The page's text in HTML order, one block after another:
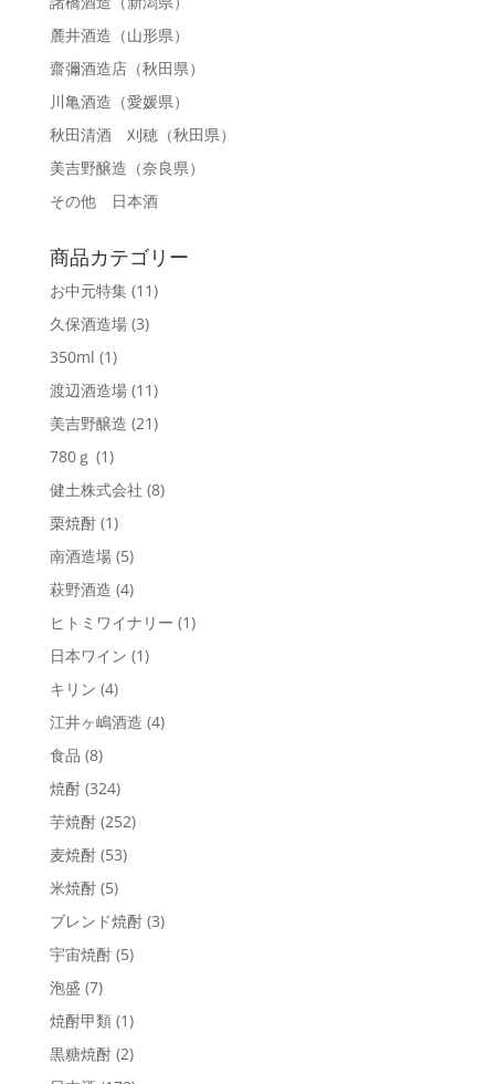
麓井酒造 （山形県）
齋彌酒造店（秋田県）
川亀酒造 （愛媛県）
秋田清酒 刈穂（秋田県）
美吉野醸造 （奈良県）
その他 日本酒
商品カテゴリー
お中元特集 (11)
久保酒造場 (3)
350ml (1)
渡辺酒造場 (11)
美吉野醸造 (21)
780ｇ (1)
健土株式会社 (8)
栗焼酎 (1)
南酒造場 (5)
萩野酒造 (4)
ヒトミワイナリー (1)
日本ワイン (1)
キリン (4)
江井ヶ嶋酒造 (4)
食品 (8)
焼酎 (324)
芋焼酎 (252)
麦焼酎 (53)
米焼酎 (5)
ブレンド焼酎 (3)
宇宙焼酎 (5)
泡盛 (7)
焼酎甲類 (1)
黒糖焼酎 (2)